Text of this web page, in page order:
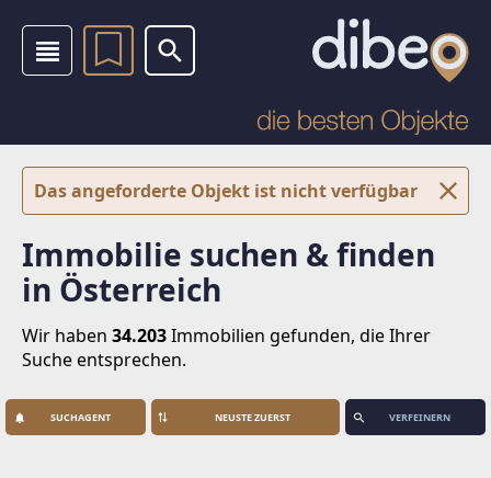
Das angeforderte Objekt ist nicht verfügbar
Immobilie suchen & finden
in Österreich
Wir haben 34.203Immobilien gefunden, die Ihrer
Suche entsprechen.
SUCHAGENT VERFEINERN